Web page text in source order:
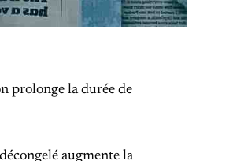
prolonge la durée de
augmente la